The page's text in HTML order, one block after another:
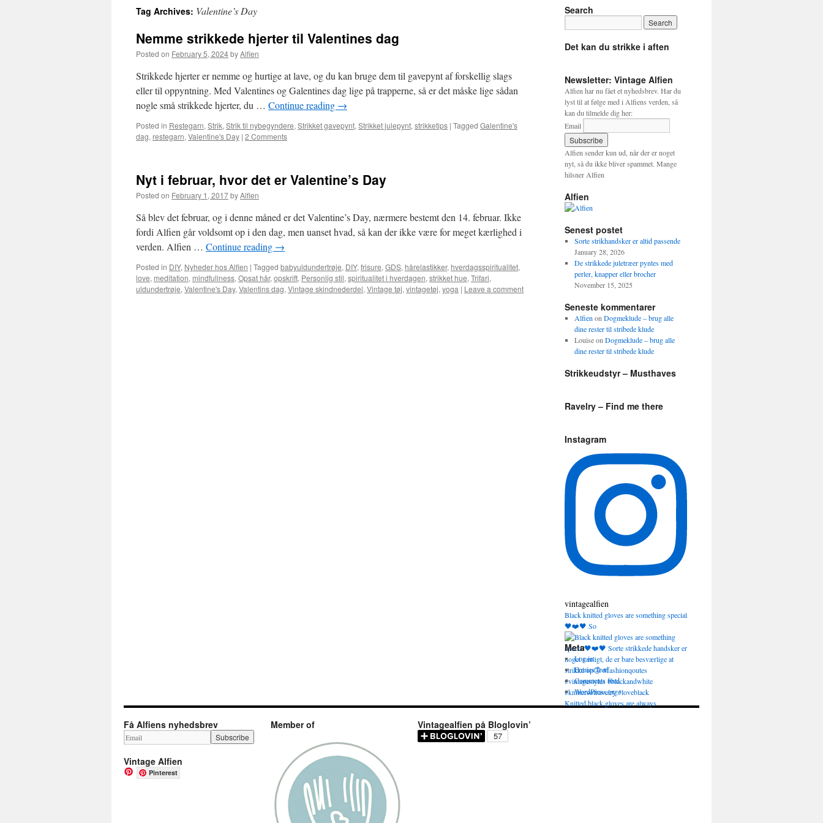
Tag Archives: Valentine’s Day
Nemme strikkede hjerter til Valentines dag
Posted on February 5, 2024byAlfien
Strikkede hjerter er nemme og hurtige at lave, og du kan bruge dem til gavepynt af forskellig slags
eller til oppyntning. Med Valentines og Galentines dag lige på trapperne, så er det måske lige sådan
nogle små strikkede hjerter, du … Continue reading →
Posted in Restegarn, Strik, Strik til nybegyndere, Strikket gavepynt, Strikket julepynt, strikketips | Tagged Galentine's
dag, restegarn, Valentine's Day | 2 Comments
Nyt i februar, hvor det er Valentine’s Day
Posted on February 1, 2017byAlfien
Så blev det februar, og i denne måned er det Valentine’s Day, nærmere bestemt den 14. februar. Ikke
fordi Alfien går voldsomt op i den dag, men uanset hvad, så kan der ikke være for meget kærlighed i
verden. Alfien … Continue reading →
Posted in DIY, Nyheder hos Alfien | Tagged babyuldundertrøje, DIY, frisure, GDS, hårelastikker, hverdagsspiritualitet,
love, meditation, mindfullness, Opsat hår, opskrift, Personlig stil, spiritualitet i hverdagen, strikket hue, Trifari,
uldundertrøje, Valentine's Day, Valentins dag, Vintage skindnederdel, Vintage tøj, vintagetøj, yoga | Leave a comment
Search
Det kan du strikke i aften
Newsletter: Vintage Alfien
Alfien har nu fået et nyhedsbrev. Har du
lyst til at følge med i Alfiens verden, så
kan du tilmelde dig her:
Email
Alfien sender kun ud, når der er noget
nyt, så du ikke bliver spammet. Mange
hilsner Alfien
Alfien
Senest postet
Sorte strikhandsker er altid passende
January 28, 2026
De strikkede juletræer pyntes med
perler, knapper eller brocher
November 15, 2025
Seneste kommentarer
Alfien on Dogmeklude – brug alle
dine rester til stribede klude
Louiseon Dogmeklude – brug alle
dine rester til stribede klude
Strikkeudstyr – Musthaves
Ravelry – Find me there
Instagram
vintagealfien
Black knitted gloves are something special
🖤❤️🖤 So
Knitted black gloves are always
Meta
Log in
Entries feed
Comments feed
WordPress.org
Få Alfiens nyhedsbrev
Vintage Alfien
Pinterest
Member of Vintagealfien på Bloglovin’